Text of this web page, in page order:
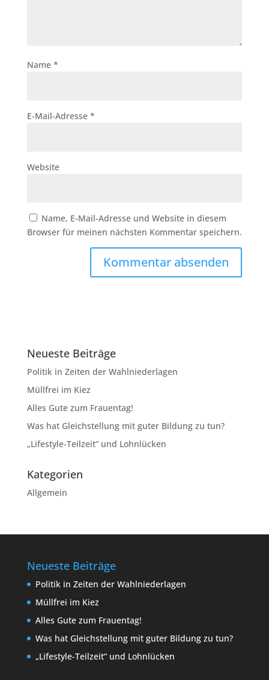
Name *
E-Mail-Adresse *
Website
Name, E-Mail-Adresse und Website in diesem
Browser für meinen nächsten Kommentar speichern.
Neueste Beiträge
Politik in Zeiten der Wahlniederlagen
Müllfrei im Kiez
Alles Gute zum Frauentag!
Was hat Gleichstellung mit guter Bildung zu tun?
„Lifestyle-Teilzeit“ und Lohnlücken
Kategorien
Allgemein
Neueste Beiträge
Politik in Zeiten der Wahlniederlagen
Müllfrei im Kiez
Alles Gute zum Frauentag!
Was hat Gleichstellung mit guter Bildung zu tun?
„Lifestyle-Teilzeit“ und Lohnlücken